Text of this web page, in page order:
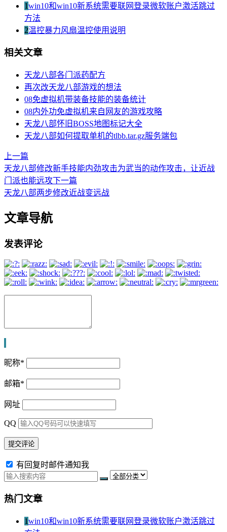
1win10和win10新系统需要联网登录微软账户激活跳过
方法
2温控暴力风扇温控使用说明
相关文章
天龙八部各门派药配方
再次改天龙八部游戏的想法
08免虚拟机带装备技能的装备统计
08内外功免虚拟机来自网友的游戏攻略
天龙八部怀旧BOSS地图标记大全
天龙八部如何提取单机的tlbb.tar.gz服务端包
上一篇
天龙八部修改新手技能内劲攻击为武当的动作攻击，让近战
门派也能远攻下一篇
天龙八部两步修改近战变远战
文章导航
发表评论
昵称*
邮箱*
网址
QQ
有回复时邮件通知我
热门文章
1win10和win10新系统需要联网登录微软账户激活跳过